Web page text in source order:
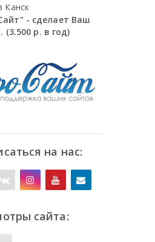
Канск
- сделает Ваш
(3.500 р. в год)
на нас:
сайта: